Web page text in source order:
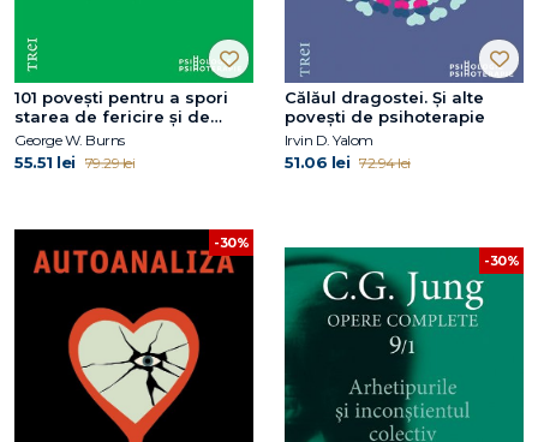
101 povești pentru a spori
starea de fericire și de
bine. Metaforele în
psihoterapia pozitivă
George W. Burns
55.51 lei 79.29 lei
Călăul dragostei. Şi alte
poveşti de psihoterapie
Irvin D. Yalom
51.06 lei 72.94 lei
-30%
-30%